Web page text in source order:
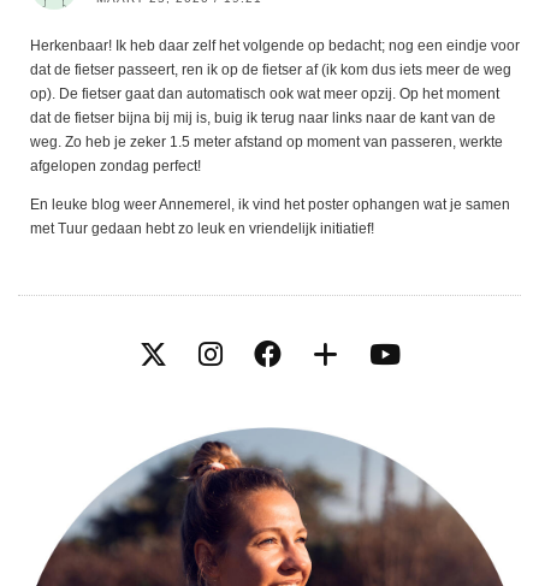
Herkenbaar! Ik heb daar zelf het volgende op bedacht; nog een eindje voor
dat de fietser passeert, ren ik op de fietser af (ik kom dus iets meer de weg
op). De fietser gaat dan automatisch ook wat meer opzij. Op het moment
dat de fietser bijna bij mij is, buig ik terug naar links naar de kant van de
weg. Zo heb je zeker 1.5 meter afstand op moment van passeren, werkte
afgelopen zondag perfect!
En leuke blog weer Annemerel, ik vind het poster ophangen wat je samen
met Tuur gedaan hebt zo leuk en vriendelijk initiatief!